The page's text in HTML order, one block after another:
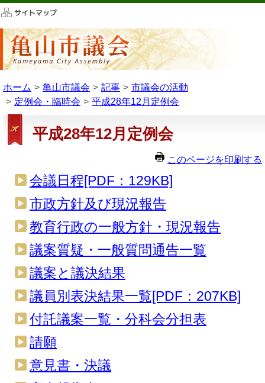
ホーム 亀山市議会 記事
市議会の活動
定例会・臨時会
平成28年12月定例会
平成28年12月定例会
このページを印刷する
会議日程[PDF：129KB]
市政方針及び現況報告
教育行政の一般方針・現況報告
議案質疑・一般質問通告一覧
議案と議決結果
議員別表決結果一覧[PDF：207KB]
付託議案一覧・分科会分担表
請願
意見書・決議